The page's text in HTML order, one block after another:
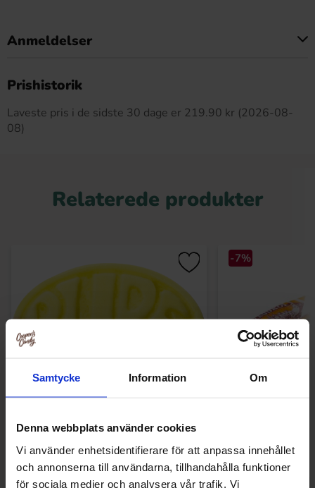
Samtycke Information Om
Denna webbplats använder cookies
Vi använder enhetsidentifierare för att anpassa innehållet
och annonserna till användarna, tillhandahålla funktioner
för sociala medier och analysera vår trafik. Vi
Anmeldelser
Prishistorik
Laveste pris i de sidste 30 dage er 219.90 kr (2026-08-
08)
Relaterede produkter
Bubs Ovaler Banana 2.8kg
249.90 kr
-7%
289.90 kr